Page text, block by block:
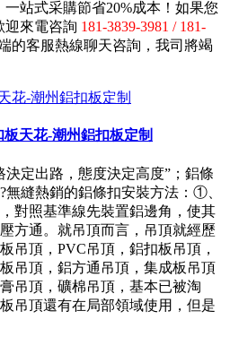
站式采購節省20%成本！如果您
迎來電咨詢 181-3839-3981 / 181-
的客服熱線聊天咨詢，我司將竭
天花-潮州鋁扣板定制
決定出路，態度決定高度”；鋁條
無縫熱銷的鋁條扣安裝方法：①、
對照基準線先裝置鋁邊角，使其
方通。就吊頂而言，吊頂就經歷
吊頂，PVC吊頂，鋁扣板吊頂，
吊頂，鋁方通吊頂，集成板吊頂
吊頂，礦棉吊頂，基本已被淘
吊頂還有在局部領域使用，但是